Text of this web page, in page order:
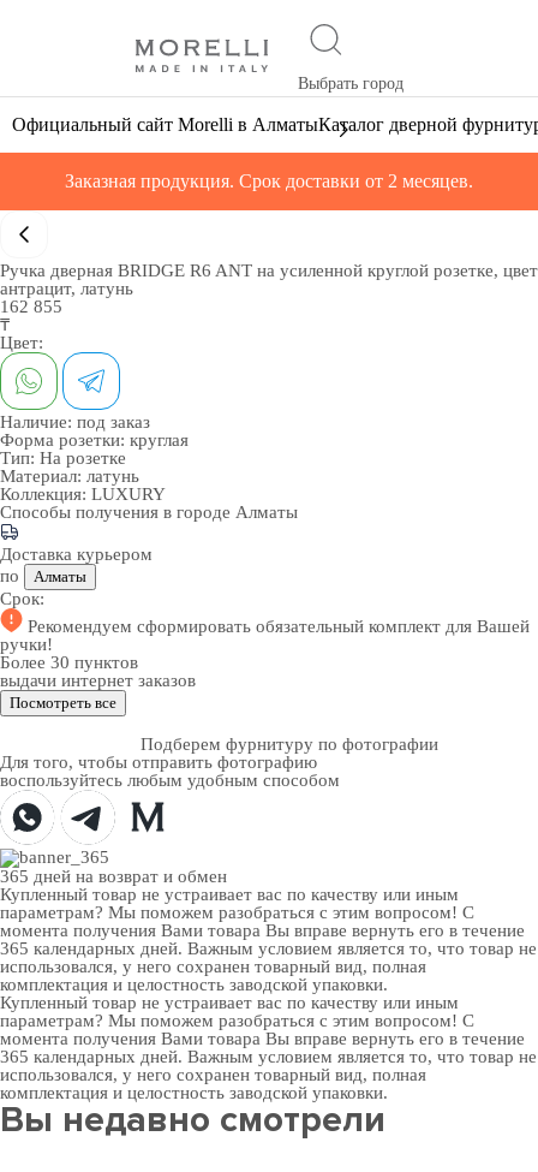
Выбрать город
Официальный сайт Morelli в АлматыКаталог дверной
Заказная продукция. Срок доставки от 2 месяцев.
Ручка дверная BRIDGE R6 ANT на усиленной круглой розетке, цвет
антрацит, латунь
162 855
₸
Цвет:
Наличие: под заказ
Форма розетки: круглая
Тип: На розетке
Материал: латунь
Коллекция: LUXURY
Способы получения в городе Алматы
Доставка курьером
по
Алматы
Срок:
Рекомендуем сформировать обязательный комплект для Вашей
ручки!
Более 30 пунктов
выдачи интернет заказов
Посмотреть все
Подберем фурнитуру по фотографии
Для того, чтобы отправить фотографию
воспользуйтесь любым удобным способом
365 дней на возврат и обмен
Купленный товар не устраивает вас по качеству или иным
параметрам? Мы поможем разобраться с этим вопросом! С
момента получения Вами товара Вы вправе вернуть его в течение
365 календарных дней. Важным условием является то, что товар не
использовался, у него сохранен товарный вид, полная
комплектация и целостность заводской упаковки.
Купленный товар не устраивает вас по качеству или иным
параметрам? Мы поможем разобраться с этим вопросом! С
момента получения Вами товара Вы вправе вернуть его в течение
365 календарных дней. Важным условием является то, что товар не
использовался, у него сохранен товарный вид, полная
комплектация и целостность заводской упаковки.
Вы недавно смотрели